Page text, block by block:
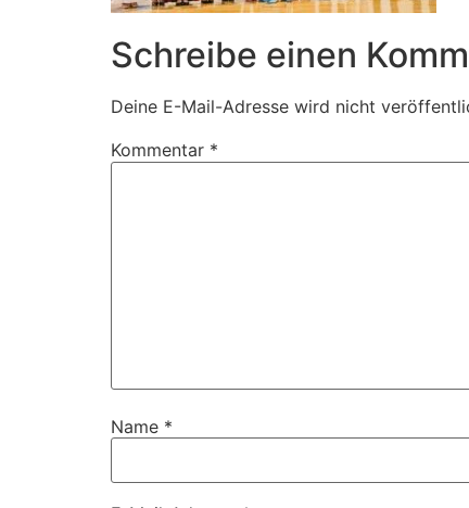
Schreibe einen
Deine E-Mail-Adresse wird nicht
Kommentar *
Name *